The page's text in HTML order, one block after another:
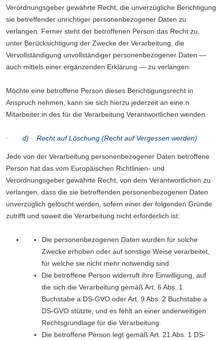
Verordnungsgeber gewährte Recht, die unverzügliche Berichtigung
sie betreffender unrichtiger personenbezogener Daten zu
verlangen. Ferner steht der betroffenen Person das Recht zu,
unter Berücksichtigung der Zwecke der Verarbeitung, die
Vervollständigung unvollständiger personenbezogener Daten —
auch mittels einer ergänzenden Erklärung — zu verlangen.
Möchte eine betroffene Person dieses Berichtigungsrecht in
Anspruch nehmen, kann sie sich hierzu jederzeit an eine:n
Mitarbeiter:in des für die Verarbeitung Verantwortlichen wenden.
· d) Recht auf Löschung (Recht auf Vergessen werden)
Jede von der Verarbeitung personenbezogener Daten betroffene
Person hat das vom Europäischen Richtlinien- und
Verordnungsgeber gewährte Recht, von dem Verantwortlichen zu
verlangen, dass die sie betreffenden personenbezogenen Daten
unverzüglich gelöscht werden, sofern einer der folgenden Gründe
zutrifft und soweit die Verarbeitung nicht erforderlich ist:
Die personenbezogenen Daten wurden für solche
Zwecke erhoben oder auf sonstige Weise verarbeitet,
für welche sie nicht mehr notwendig sind.
Die betroffene Person widerruft ihre Einwilligung, auf
die sich die Verarbeitung gemäß Art. 6 Abs. 1
Buchstabe a DS-GVO oder Art. 9 Abs. 2 Buchstabe a
DS-GVO stützte, und es fehlt an einer anderweitigen
Rechtsgrundlage für die Verarbeitung.
Die betroffene Person legt gemäß Art. 21 Abs. 1 DS-